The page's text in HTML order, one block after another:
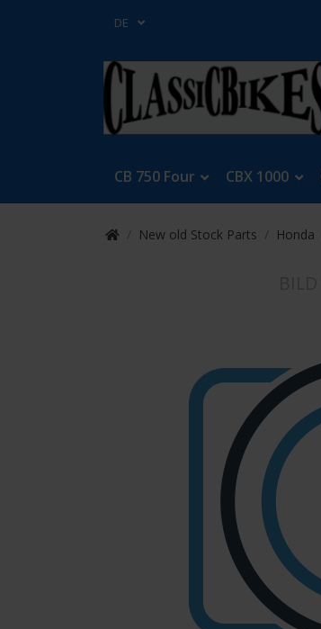
DE
CB 750 Four CBX 1000
New old Stock Parts Honda